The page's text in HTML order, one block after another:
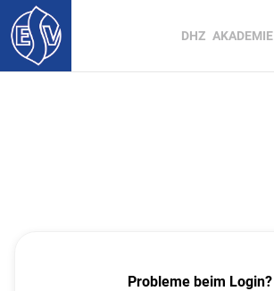
DHZ AKADEMIE
Probleme beim Login?